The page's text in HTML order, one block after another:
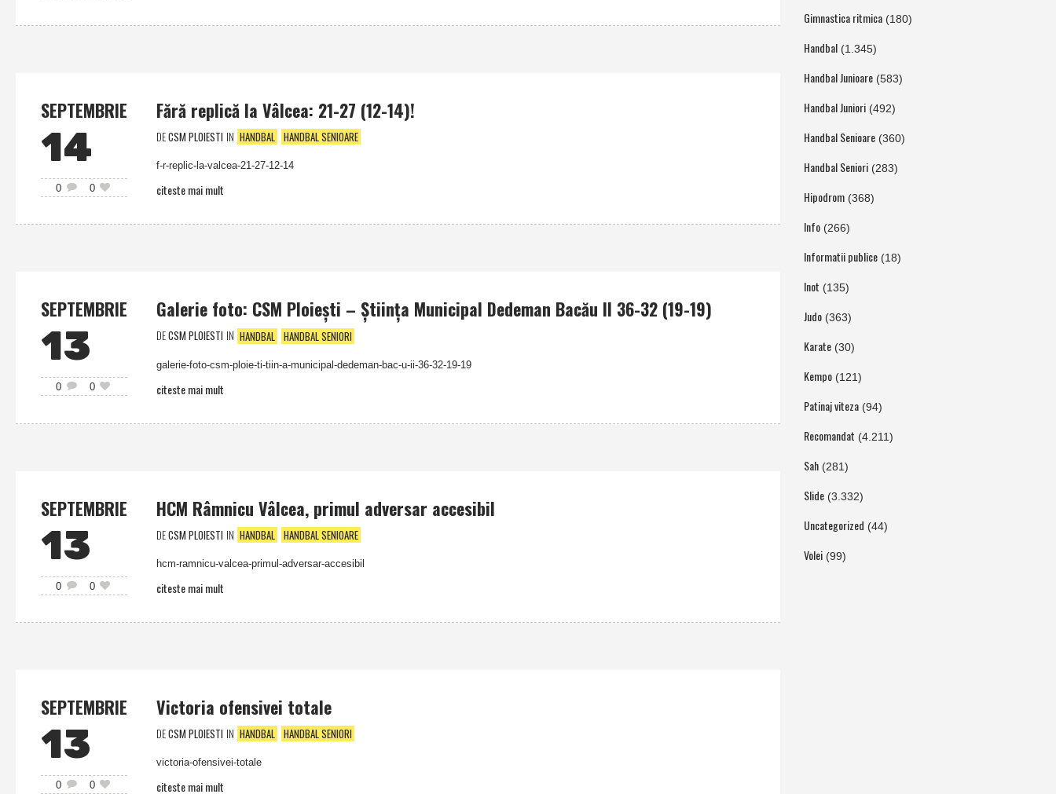
SEPTEMBRIE
14
0 0
Fără replică la Vâlcea: 21-27 (12-14)!
DECSM PLOIESTI IN HANDBAL HANDBAL SENIOARE
f-r-replic-la-valcea-21-27-12-14
citeste mai mult
SEPTEMBRIE
13
0 0
Galerie foto: CSM Ploieşti – Ştiinţa Municipal Dedeman Bacău II 36-32 (19-19)
DECSM PLOIESTI IN HANDBAL HANDBAL SENIORI
galerie-foto-csm-ploie-ti-tiin-a-municipal-dedeman-bac-u-ii-36-32-19-19
citeste mai mult
SEPTEMBRIE
13
0 0
HCM Râmnicu Vâlcea, primul adversar accesibil
DECSM PLOIESTI IN HANDBAL HANDBAL SENIOARE
hcm-ramnicu-valcea-primul-adversar-accesibil
citeste mai mult
SEPTEMBRIE
13
0 0
Victoria ofensivei totale
DECSM PLOIESTI IN HANDBAL HANDBAL SENIORI
victoria-ofensivei-totale
citeste mai mult
Gimnastica ritmica(180)
Handbal (1.345)
Handbal Junioare(583)
Handbal Juniori(492)
Handbal Senioare(360)
Handbal Seniori(283)
Hipodrom(368)
Info(266)
Informatii publice(18)
Inot (135)
Judo(363)
Karate(30)
Kempo(121)
Patinaj viteza(94)
Recomandat (4.211)
Sah(281)
Slide(3.332)
Uncategorized (44)
Volei(99)